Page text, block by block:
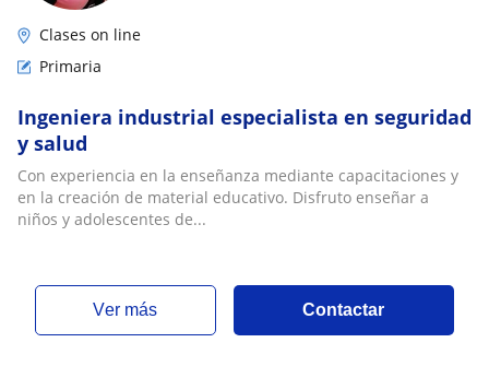
Clases on line
Primaria
Ingeniera industrial especialista en seguridad
y salud
Con experiencia en la enseñanza mediante capacitaciones y
en la creación de material educativo. Disfruto enseñar a
niños y adolescentes de...
ver más Contactar